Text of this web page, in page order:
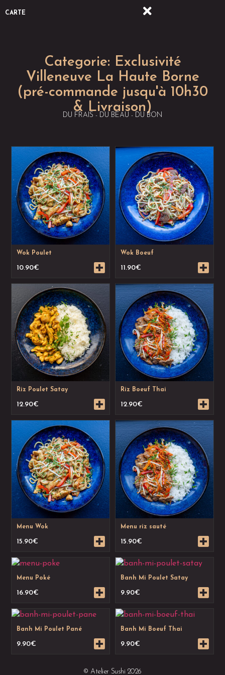
CARTE
Categorie: Exclusivité
Villeneuve La Haute Borne
(pré-commande jusqu'à 10h30
& Livraison)
DU FRAIS - DU BEAU - DU BON
Wok Poulet
10.90€
Wok Boeuf
11.90€
Riz Poulet Satay
12.90€
Riz Boeuf Thai
12.90€
Menu Wok
15.90€
Menu riz sauté
15.90€
Menu Poké
16.90€
Banh Mi Poulet Satay
9.90€
Banh Mi Poulet Pané
9.90€
Banh Mi Boeuf Thai
9.90€
© Atelier Sushi 2026